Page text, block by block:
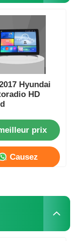
Hyundai
HD
prix
Causez